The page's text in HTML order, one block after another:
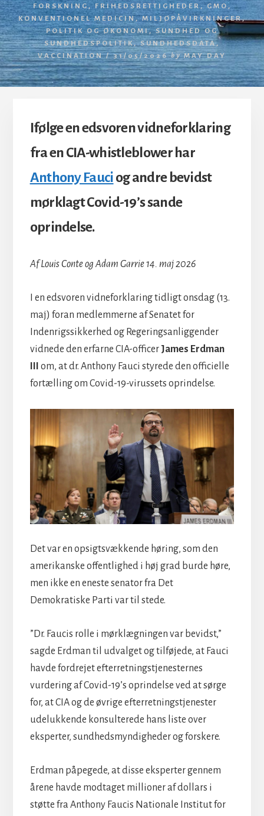
FORSKNING,FRIHEDSRETTIGHEDER,GMO ,
KONVENTIONEL MEDICIN,MILJØPÅVIRKNINGER,
POLITIK OG ØKONOMI,SUNDHED OG
SUNDHEDSPOLITIK,SUNDHEDSDATA,
VACCINATION/ 31/05/2026 by MAY DAY
Ifølge en edsvoren vidneforklaring
fra en CIA-whistleblower har
Anthony Fauciog andre bevidst
mørklagt Covid-19’s sande
oprindelse.
Af Louis Conte og Adam Garrie 14. maj 2026
I en edsvoren vidneforklaring tidligt onsdag (13.
maj) foran medlemmerne af Senatet for
Indenrigssikkerhed og Regeringsanliggender
vidnede den erfarne CIA-officer James Erdman
om, at dr. Anthony Fauci styrede den officielle
fortælling om Covid-19-virussets oprindelse.
Det var en opsigtsvækkende høring, som den
amerikanske offentlighed i høj grad burde høre,
men ikke en eneste senator fra Det
Demokratiske Parti var til stede.
”Dr. Faucis rolle i mørklægningen var bevidst,”
sagde Erdman til udvalget og tilføjede, at Fauci
havde fordrejet efterretningstjenesternes
vurdering af Covid-19’s oprindelse ved at sørge
for, at CIA og de øvrige efterretningstjenester
udelukkende konsulterede hans liste over
eksperter, sundhedsmyndigheder og forskere.
Erdman påpegede, at disse eksperter gennem
årene havde modtaget millioner af dollars i
støtte fra Anthony Faucis Nationale Institut for